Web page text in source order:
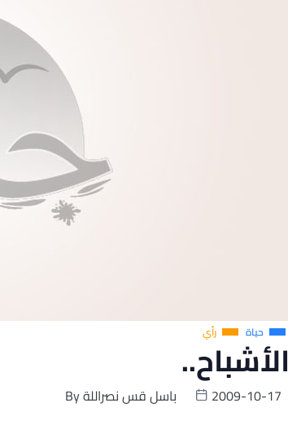
حياة رأي
الأشباح..
Byباسل قس نصراللة 2009-10-17